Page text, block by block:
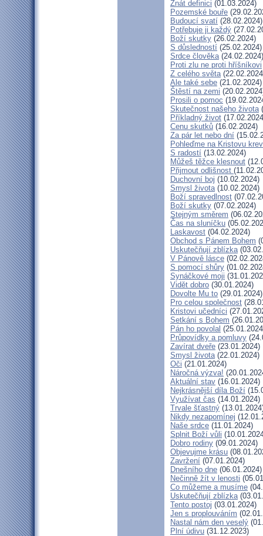
Znát definici (01.03.2024)
Pozemské bouře
Budoucí svatí (28.02.2024)
Potřebuje ji každý
Boží skutky (26.02.2024)
S důsledností (25.02.2024)
Srdce člověka(24.02.2024)
Proti zlu ne proti hříšníkovi
Z celého světa
Ale také sebe (21.02.2024)
Štěstí na zemi
Prosili o pomoc
Skutečnost našeho života
Příkladný život
Cenu skutků (16.02.2024)
Za pár let nebo dní
Pohleďme na Kristovu krev
S radostí (13.02.2024)
Můžeš těžce klesnout
Přijmout odlišnost
Duchovní boj (10.02.2024)
Smysl života(10.02.2024)
Boží spravedlnost
Boží skutky (07.02.2024)
Stejným směrem
Čas na sluníčku
Laskavost (04.02.2024)
Obchod s Pánem Bohem
Uskutečňují zblízka
V Pánově lásce
S pomocí shůry
Synáčkové moji
Vidět dobro (30.01.2024)
Dovolte Mu to (29.01.2024)
Pro celou společnost
Kristovi učedníci
Setkání s Bohem
Pán ho povolal
Průpovídky a pomluvy
Zavírat dveře (23.01.2024)
Smysl života(22.01.2024)
Oči (21.01.2024)
Náročná výzva!
Aktuální stav (16.01.2024)
Nejkrásnější díla Boží
Využívat čas (14.01.2024)
Trvale šťastný
Nikdy nezapomínej
Naše srdce (11.01.2024)
Splnit Boží vůli
Dobro rodiny (09.01.2024)
Objevujme krásu
Zavržení (07.01.2024)
Dnešního dne (06.01.2024)
Nečinně žít v lenosti
Co můžeme a musíme
Uskutečňují zblízka
Tento postoj (03.01.2024)
Jen s proplouváním
Nastal nám den veselý
Plní údivu (31.12.2023)